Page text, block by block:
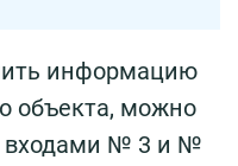
информацию
объекта, можно
входами № 3 и №